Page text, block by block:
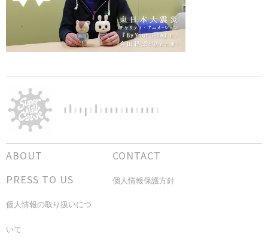
ABOUT
CONTACT
PRESS TO US
個人情報保護方針
個人情報の取り扱いにつ
いて